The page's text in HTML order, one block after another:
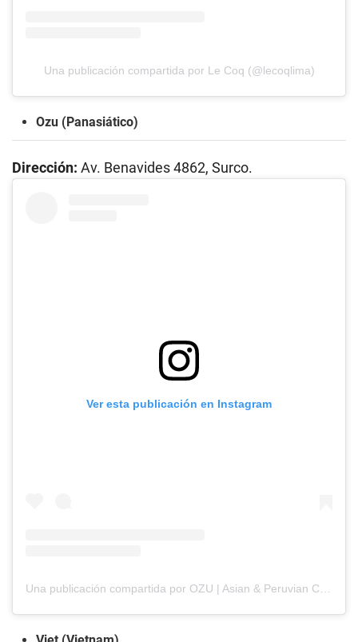
Una publicación compartida por Le Coq (@lecoqlima)
Ozu (Panasiático)
Dirección: Av. Benavides 4862, Surco.
Ver esta publicación en Instagram